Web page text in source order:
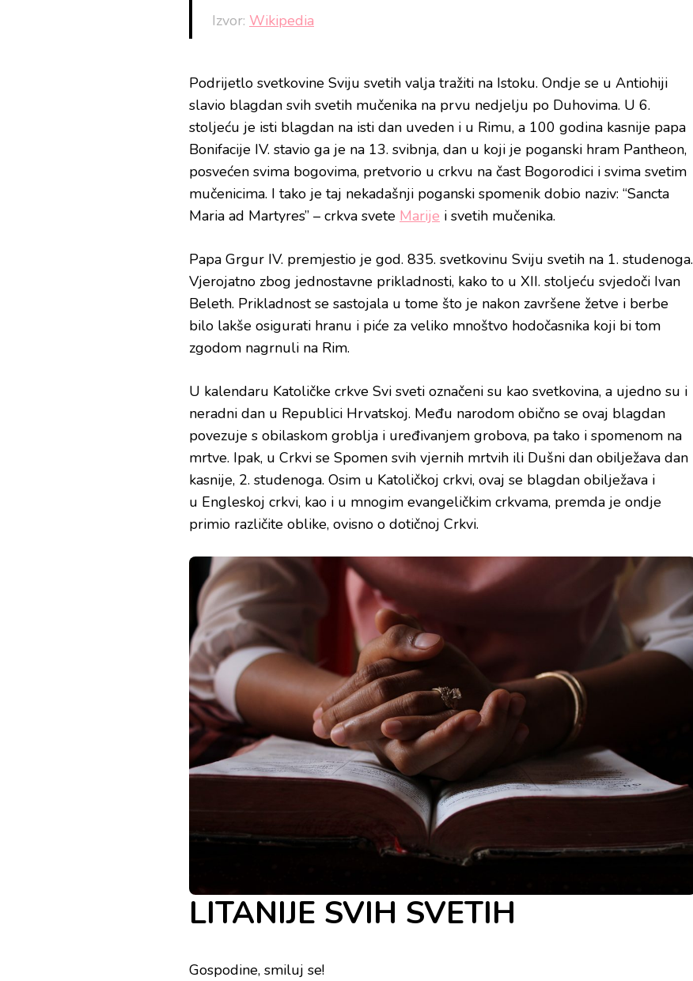
Izvor: Wikipedia
Podrijetlo svetkovine Sviju svetih valja tražiti na Istoku. Ondje se u Antiohiji
slavio blagdan svih svetih mučenika na prvu nedjelju po Duhovima. U 6.
stoljeću je isti blagdan na isti dan uveden i u Rimu, a 100 godina kasnije papa
Bonifacije IV. stavio ga je na 13. svibnja, dan u koji je poganski hram Pantheon,
posvećen svima bogovima, pretvorio u crkvu na čast Bogorodici i svima svetim
mučenicima. I tako je taj nekadašnji poganski spomenik dobio naziv: “Sancta
Maria ad Martyres” – crkva svete Marije i svetih mučenika.
Papa Grgur IV. premjestio je god. 835. svetkovinu Sviju svetih na 1. studenoga.
Vjerojatno zbog jednostavne prikladnosti, kako to u XII. stoljeću svjedoči Ivan
Beleth. Prikladnost se sastojala u tome što je nakon završene žetve i berbe
bilo lakše osigurati hranu i piće za veliko mnoštvo hodočasnika koji bi tom
zgodom nagrnuli na Rim.
U kalendaru Katoličke crkve Svi sveti označeni su kao svetkovina, a ujedno su i
neradni dan u Republici Hrvatskoj. Među narodom obično se ovaj blagdan
povezuje s obilaskom groblja i uređivanjem grobova, pa tako i spomenom na
mrtve. Ipak, u Crkvi se Spomen svih vjernih mrtvih ili Dušni dan obilježava dan
kasnije, 2. studenoga. Osim u Katoličkoj crkvi, ovaj se blagdan obilježava i
u Engleskoj crkvi, kao i u mnogim evangeličkim crkvama, premda je ondje
primio različite oblike, ovisno o dotičnoj Crkvi.
LITANIJE SVIH SVETIH
Gospodine, smiluj se!